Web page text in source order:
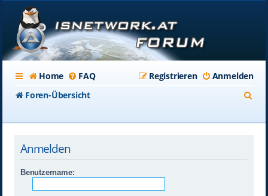
Home FAQ Anmelden
Registrieren
Foren-Übersicht
Anmelden
Benutzername: